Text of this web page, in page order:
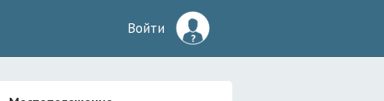
Войти